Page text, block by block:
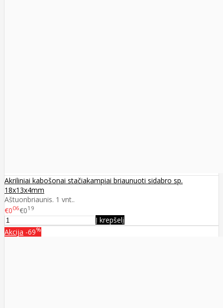
Akriliniai kabošonai stačiakampiai briaunuoti sidabro sp.
18x13x4mm
Aštuonbriaunis. 1 vnt..
€006€019
Į krepšelį
Akcija -69%